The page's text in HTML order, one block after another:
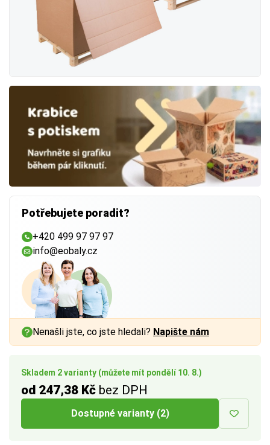
Skladem 2 varianty (můžete mít pondělí 10. 8.)
od 247,38 Kč bez DPH
Dostupné varianty (2)
Potřebujete poradit?
+420 499 97 97 97
info@eobaly.cz
Nenašli jste, co jste hledali? Napište nám
= Šířka
= Výška
-> Vnější rozměr(důležitý pro dopravu)
Zahrnujei tloušťku stěn krabice. Důležitý při
výběru přepravce (např. Zásilkovna, Balíkovna) nebo
při skládání na paletu.
-> Vnitřní rozměr (důležitý pro zboží)
využitelný prostor uvnitř krabice. Vyberte
vznikne tak místo na výplň
a ochranu.
Tip
U vícevrstvé lepenky může být rozdíl mezi vnějším
a vnitřním rozměrem až
Více tipů pro výběr správné krabice:
BUTTON:Jak vybrat krabici